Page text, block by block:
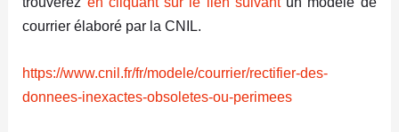
courrier élaboré par la CNIL.
https://www.cnil.fr/fr/modele/courrier/rectifier-des-
donnees-inexactes-obsoletes-ou-perimees